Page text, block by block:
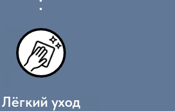
Лёгкий уход